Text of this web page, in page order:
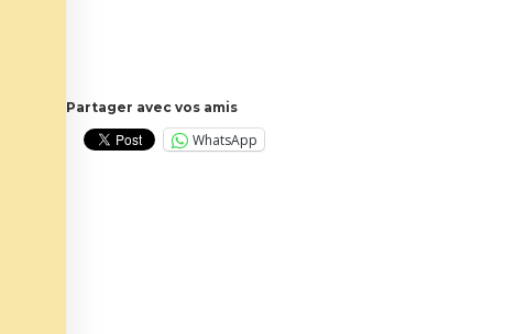
Partager avec vos amis
WhatsApp